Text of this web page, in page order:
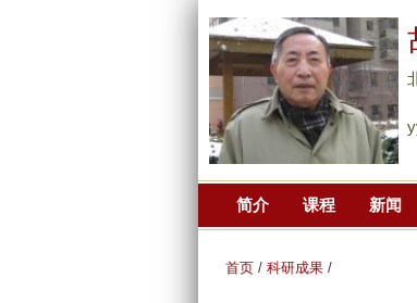
简介 课程 新闻
首页 / 科研成果 /